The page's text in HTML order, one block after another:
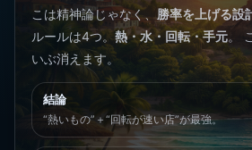
こは精神論じゃなく、勝率を上げる設
ルールは4つ。熱・水・回転・手元。
いぶ消えます。
結論
“熱いもの”＋“回転が速い店”が最強。